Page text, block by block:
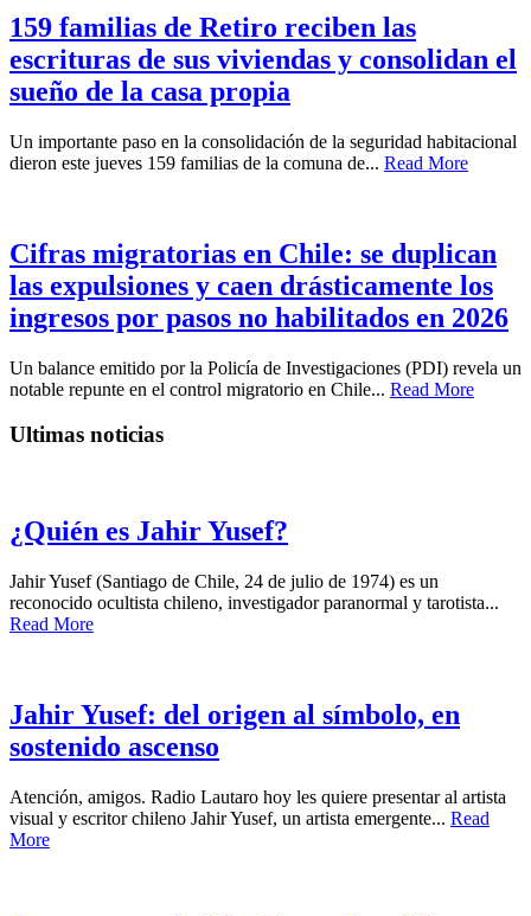
159 familias de Retiro reciben las
escrituras de sus viviendas y consolidan el
sueño de la casa propia
Un importante paso en la consolidación de la seguridad habitacional
dieron este jueves 159 familias de la comuna de... Read More
Cifras migratorias en Chile: se duplican
las expulsiones y caen drásticamente los
ingresos por pasos no habilitados en 2026
Un balance emitido por la Policía de Investigaciones (PDI) revela un
notable repunte en el control migratorio en Chile... Read More
Ultimas noticias
¿Quién es Jahir Yusef?
Jahir Yusef (Santiago de Chile, 24 de julio de 1974) es un
reconocido ocultista chileno, investigador paranormal y tarotista...
Read More
Jahir Yusef: del origen al símbolo, en
sostenido ascenso
Atención, amigos. Radio Lautaro hoy les quiere presentar al artista
visual y escritor chileno Jahir Yusef, un artista emergente... Read
More